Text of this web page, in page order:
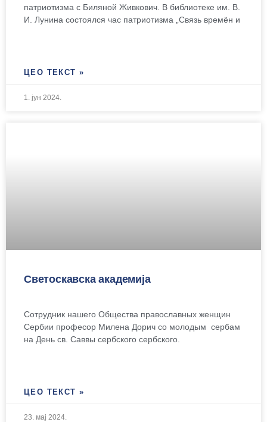
патриотизма с Биляной Живкович. В библиотеке им. В.
И. Лунина состоялся час патриотизма „Связь времён и
ЦЕО ТЕКСТ »
1. јун 2024.
Светоскавска академија
Сотрудник нашего Общества православных женщин
Сербии професор Милена Дорич со молодым сербам
на День св. Саввы сербского сербского.
ЦЕО ТЕКСТ »
23. мај 2024.